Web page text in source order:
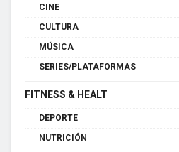
CINE
CULTURA
MÚSICA
SERIES/PLATAFORMAS
FITNESS & HEALT
DEPORTE
NUTRICIÓN